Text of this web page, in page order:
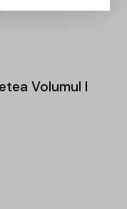
Volumul I